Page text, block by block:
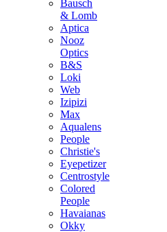
Bausch
& Lomb
Aptica
Nooz
Optics
Β&S
Loki
Web
Izipizi
Max
Aqualens
People
Christie's
Eyepetizer
Centrostyle
Colored
People
Havaianas
Okky